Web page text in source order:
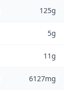
125g
5g
11g
6127mg